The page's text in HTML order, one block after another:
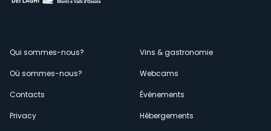
Menù
secondario
Qui sommes-nous?
Où sommes-nous?
Contacts
Privacy
Vins & gastronomie
Webcams
Événements
Hébergements